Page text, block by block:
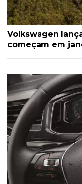
Volkswagen
começam em